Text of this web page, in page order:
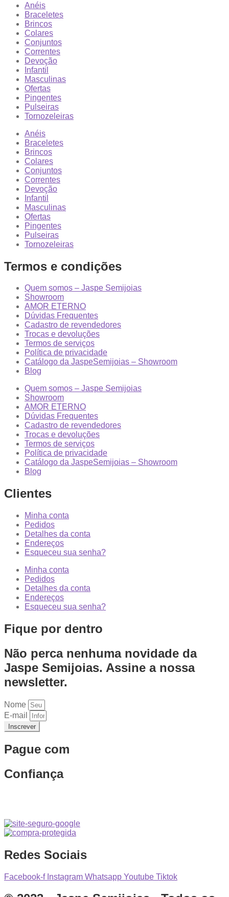
Anéis
Braceletes
Brincos
Colares
Conjuntos
Correntes
Devoção
Infantil
Masculinas
Ofertas
Pingentes
Pulseiras
Tornozeleiras
Anéis
Braceletes
Brincos
Colares
Conjuntos
Correntes
Devoção
Infantil
Masculinas
Ofertas
Pingentes
Pulseiras
Tornozeleiras
Termos e condições
Quem somos – Jaspe Semijoias
Showroom
AMOR ETERNO
Dúvidas Frequentes
Cadastro de revendedores
Trocas e devoluções
Termos de serviços
Política de privacidade
Catálogo da JaspeSemijoias – Showroom
Blog
Quem somos – Jaspe Semijoias
Showroom
AMOR ETERNO
Dúvidas Frequentes
Cadastro de revendedores
Trocas e devoluções
Termos de serviços
Política de privacidade
Catálogo da JaspeSemijoias – Showroom
Blog
Clientes
Minha conta
Pedidos
Detalhes da conta
Endereços
Esqueceu sua senha?
Minha conta
Pedidos
Detalhes da conta
Endereços
Esqueceu sua senha?
Fique por dentro
Não perca nenhuma novidade da
Jaspe Semijoias. Assine a nossa
newsletter.
Nome
E-mail
Inscrever
Pague com
Confiança
Redes Sociais
Facebook-f Instagram Whatsapp Youtube Tiktok